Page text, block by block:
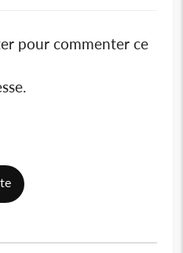
pour commenter ce